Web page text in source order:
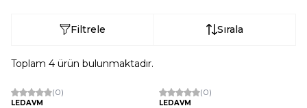
Filtrele Sırala
Toplam 4 ürün bulunmaktadır.
(0)
LEDAVM
(0)
LEDAVM